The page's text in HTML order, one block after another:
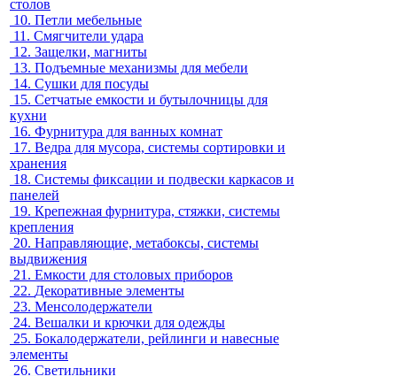
столов
10. Петли мебельные
11. Смягчители удара
12. Защелки, магниты
13. Подъемные механизмы для мебели
14. Сушки для посуды
15. Сетчатые емкости и бутылочницы для
кухни
16. Фурнитура для ванных комнат
17. Ведра для мусора, системы сортировки и
хранения
18. Системы фиксации и подвески каркасов и
панелей
19. Крепежная фурнитура, стяжки, системы
крепления
20. Направляющие, метабоксы, системы
выдвижения
21. Емкости для столовых приборов
22. Декоративные элементы
23. Менсолодержатели
24. Вешалки и крючки для одежды
25. Бокалодержатели, рейлинги и навесные
элементы
26. Светильники